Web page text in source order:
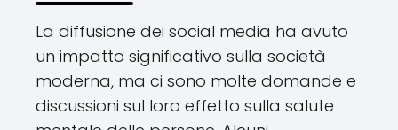
La diffusione dei social media ha avuto
un impatto significativo sulla società
moderna, ma ci sono molte domande e
discussioni sul loro effetto sulla salute